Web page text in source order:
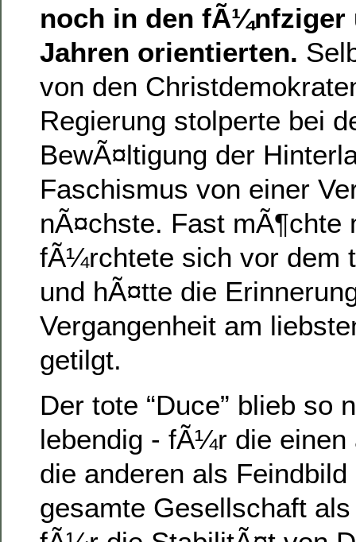
noch in den fÃ¼nfziger
Jahren orientierten.
von den
Regierung stolperte bei
BewÃ¤ltigung der
Faschismus von einer
nÃ¤chste. Fast mÃ¶chte
fÃ¼rchtete sich vor dem
und hÃ¤tte die
Vergangenheit am
getilgt.
Der tote “Duce” blieb so
lebendig - fÃ¼r die
die anderen als
gesamte Gesellschaft